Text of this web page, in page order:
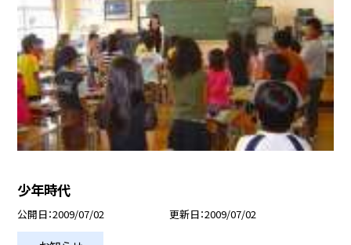
少年時代
公開日 2009/07/02 更新日 2009/07/02